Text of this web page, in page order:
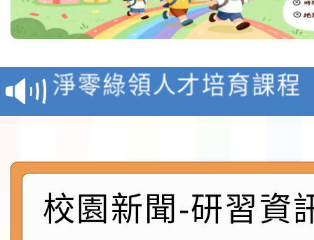
教育部校安中心白海豚
報
淨零綠領人才培育課程
檢送桃園市115學年度
實施要點各1份
程
函轉國家通訊傳播委員
校園新聞-研習資